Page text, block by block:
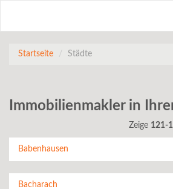
Startseite Städte
Immobilienmakler in
Zeige 121-
Babenhausen
Bacharach